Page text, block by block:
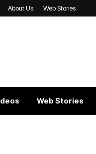
About Us Web Stories
Web Stories